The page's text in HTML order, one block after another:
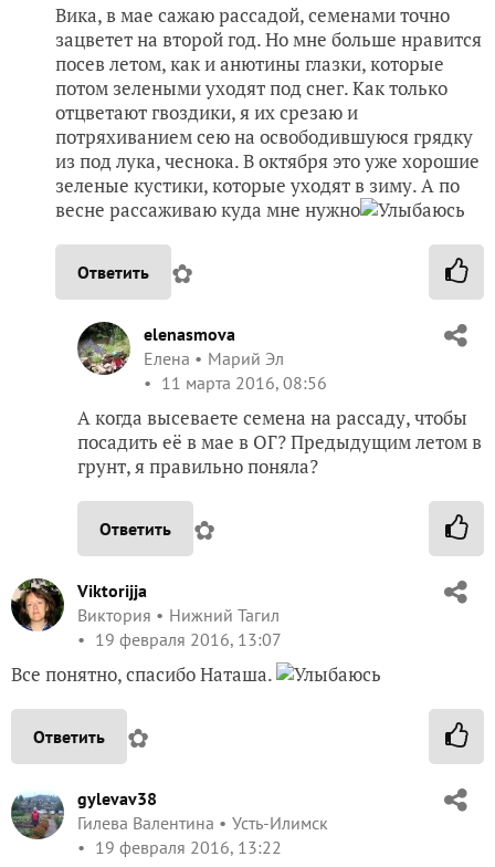
Вика, в мае сажаю рассадой, семенами точно
зацветет на второй год. Но мне больше нравится
посев летом, как и анютины глазки, которые
потом зелеными уходят под снег. Как только
отцветают гвоздики, я их срезаю и
потряхиванием сею на освободившуюся грядку
из под лука, чеснока. В октября это уже хорошие
зеленые кустики, которые уходят в зиму. А по
весне рассаживаю куда мне нужно
Ответить ✿
elenasmova
Елена
Марий Эл
11 марта 2016, 08:56
А когда высеваете семена на рассаду, чтобы
посадить её в мае в ОГ? Предыдущим летом в
грунт, я правильно поняла?
Ответить ✿
Viktorijja
Виктория
Нижний Тагил
19 февраля 2016, 13:07
Все понятно, спасибо Наташа.
Ответить ✿
gylevav38
Гилева Валентина
Усть-Илимск
19 февраля 2016, 13:22